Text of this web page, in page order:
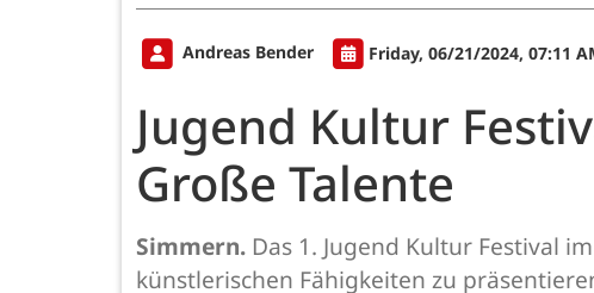
Andreas Bender Friday, 06/21/2024, 07:11
Jugend Kultur
Große Talente
Simmern. Das 1. Jugend Kultur Festival
künstlerischen Fähigkeiten zu